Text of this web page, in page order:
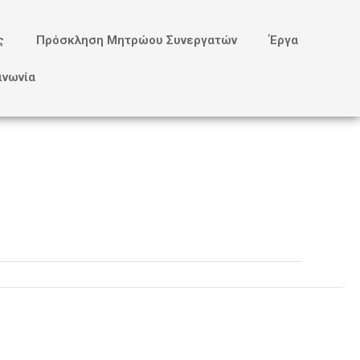
Πρόσκληση Μητρώου Συνεργατών Έργα